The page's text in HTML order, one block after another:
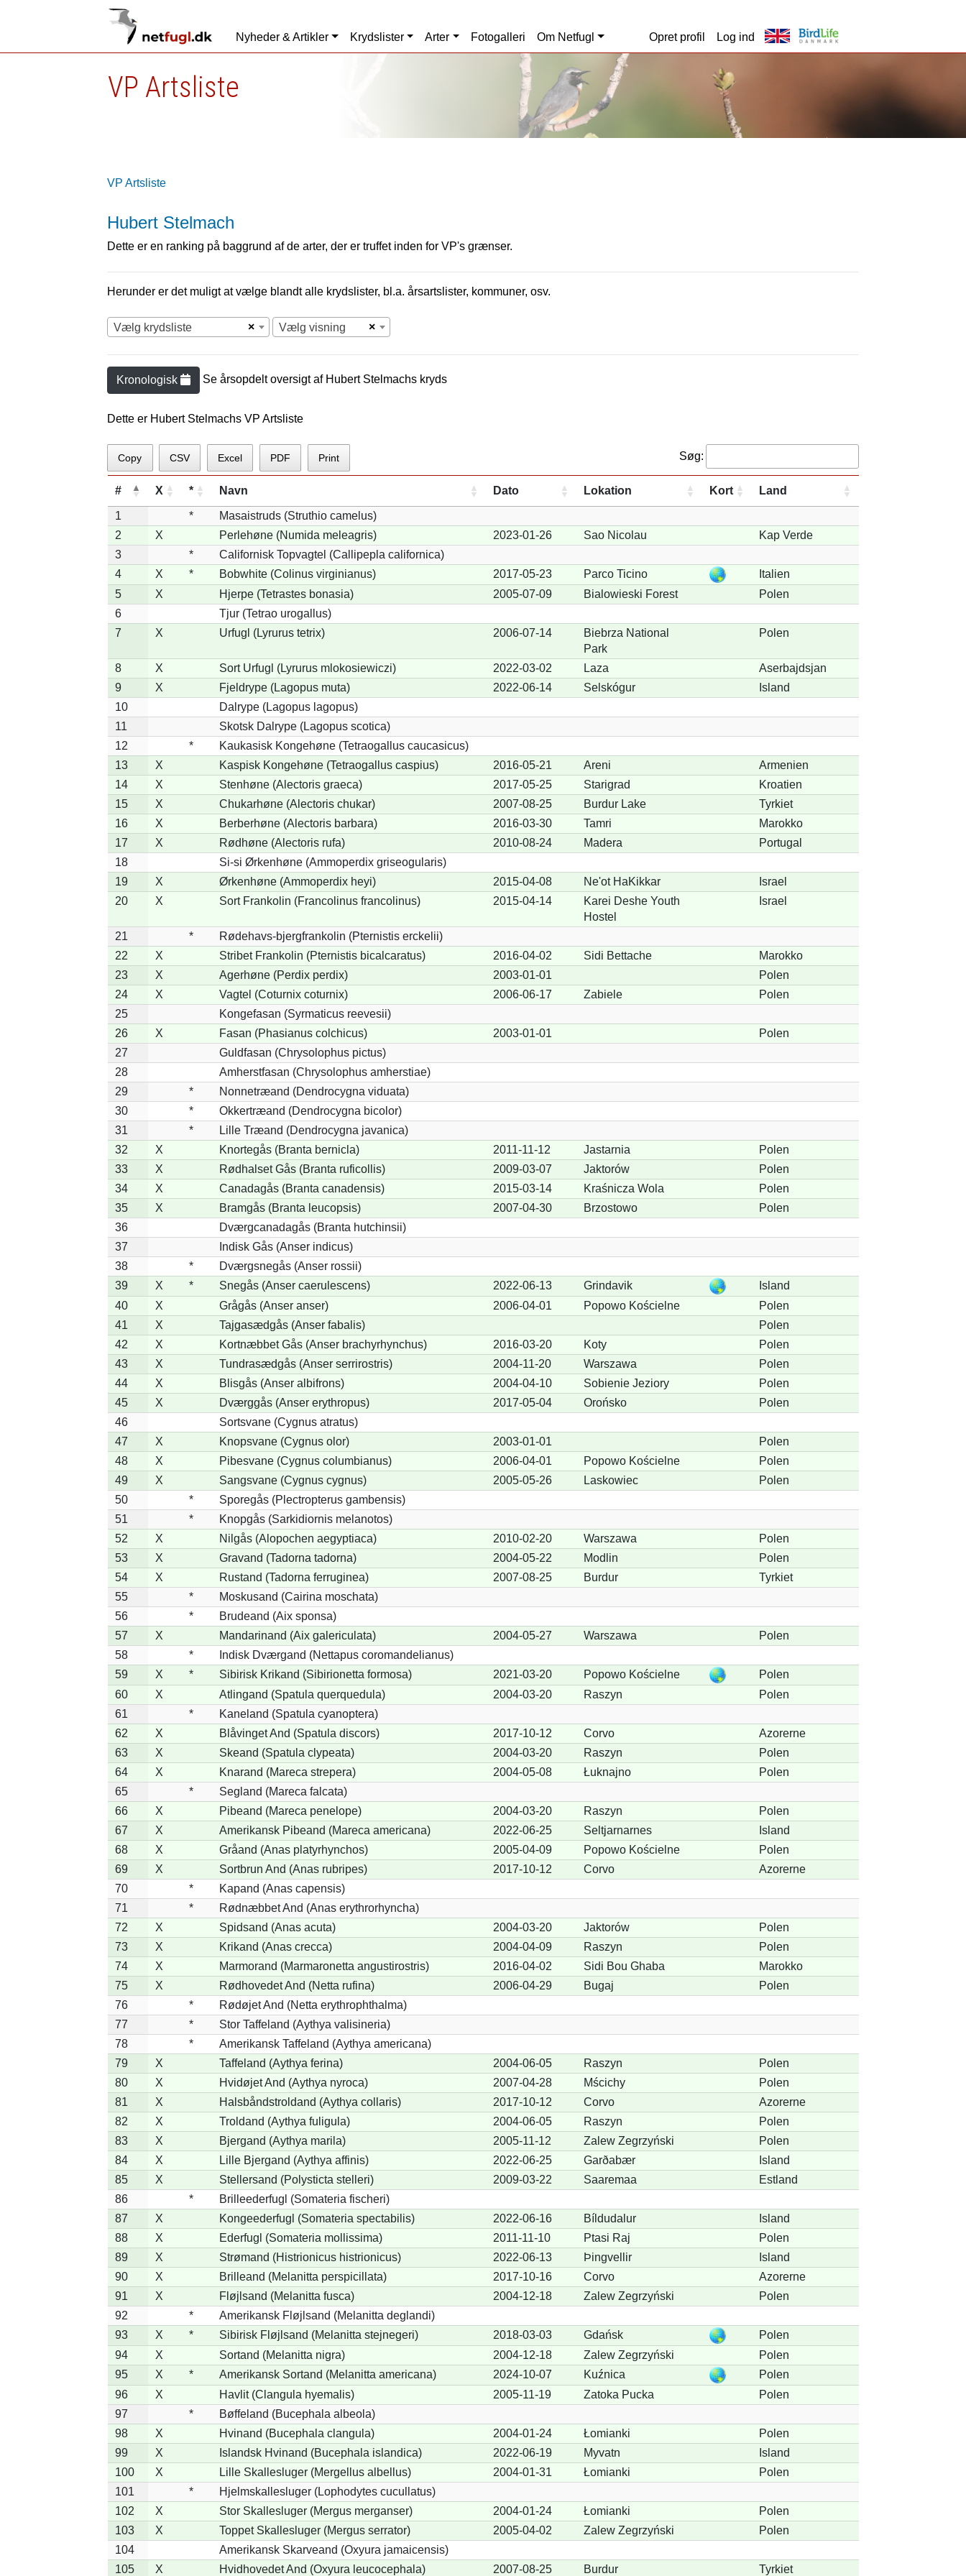
Nyheder & Artikler Krydslister Arter Fotogalleri Om Netfugl Opret profil Log ind
VP Artsliste
VP Artsliste
Hubert Stelmach
Dette er en ranking på baggrund af de arter, der er truffet inden for VP's grænser.
Herunder er det muligt at vælge blandt alle krydslister, bl.a. årsartslister, kommuner, osv.
×
Vælg krydsliste ×
Vælg visning
Kronologisk Se årsopdelt oversigt af Hubert Stelmachs kryds
Dette er Hubert Stelmachs VP Artsliste
Copy CSV Excel PDF Print Søg:
# X * Navn Dato Lokation Kort Land
1 *
Masaistruds (Struthio camelus)
2
X Perlehøne (Numida meleagris) 2023-01-26 Sao Nicolau
Kap Verde
3
*
Californisk Topvagtel (Callipepla californica)
4
X * Bobwhite (Colinus virginianus) 2017-05-23 Parco Ticino
Italien
5
X Hjerpe (Tetrastes bonasia) 2005-07-09 Bialowieski Forest
Polen
6
Tjur (Tetrao urogallus)
7
X Urfugl (Lyrurus tetrix) 2006-07-14
Biebrza National
Park
Polen
8 X Sort Urfugl (Lyrurus mlokosiewiczi) 2022-03-02 Laza
Aserbajdsjan
9
X Fjeldrype (Lagopus muta) 2022-06-14 Selskógur
Island
10
Dalrype (Lagopus lagopus)
11
Skotsk Dalrype (Lagopus scotica)
12
*
Kaukasisk Kongehøne (Tetraogallus caucasicus)
13
X Kaspisk Kongehøne (Tetraogallus caspius) 2016-05-21 Areni
Armenien
14
X Stenhøne (Alectoris graeca) 2017-05-25 Starigrad
Kroatien
15
X Chukarhøne (Alectoris chukar) 2007-08-25 Burdur Lake
Tyrkiet
16
X Berberhøne (Alectoris barbara) 2016-03-30 Tamri
Marokko
17
X Rødhøne (Alectoris rufa) 2010-08-24 Madera
Portugal
18
Si-si Ørkenhøne (Ammoperdix griseogularis)
19
X Ørkenhøne (Ammoperdix heyi) 2015-04-08 Ne'ot HaKikkar
Israel
20
X Sort Frankolin (Francolinus francolinus) 2015-04-14
Karei Deshe Youth
Hostel
Israel
21 *
Rødehavs-bjergfrankolin (Pternistis erckelii)
22
X Stribet Frankolin (Pternistis bicalcaratus) 2016-04-02 Sidi Bettache
Marokko
23
X Agerhøne (Perdix perdix) 2003-01-01
Polen
24
X Vagtel (Coturnix coturnix) 2006-06-17 Zabiele
Polen
25
Kongefasan (Syrmaticus reevesii)
26
X Fasan (Phasianus colchicus) 2003-01-01
Polen
27
Guldfasan (Chrysolophus pictus)
28
Amherstfasan (Chrysolophus amherstiae)
29
*
Nonnetræand (Dendrocygna viduata)
30
*
Okkertræand (Dendrocygna bicolor)
31
*
Lille Træand (Dendrocygna javanica)
32
X Knortegås (Branta bernicla) 2011-11-12 Jastarnia
Polen
33
X Rødhalset Gås (Branta ruficollis) 2009-03-07 Jaktorów
Polen
34
X Canadagås (Branta canadensis) 2015-03-14 Kraśnicza Wola
Polen
35
X Bramgås (Branta leucopsis) 2007-04-30 Brzostowo
Polen
36
Dværgcanadagås (Branta hutchinsii)
37
Indisk Gås (Anser indicus)
38
*
Dværgsnegås (Anser rossii)
39
X * Snegås (Anser caerulescens) 2022-06-13 Grindavik
Island
40
X Grågås (Anser anser) 2006-04-01 Popowo Kościelne
Polen
41
X Tajgasædgås (Anser fabalis)
Polen
42
X Kortnæbbet Gås (Anser brachyrhynchus) 2016-03-20 Koty
Polen
43
X Tundrasædgås (Anser serrirostris) 2004-11-20 Warszawa
Polen
44
X Blisgås (Anser albifrons) 2004-04-10 Sobienie Jeziory
Polen
45
X Dværggås (Anser erythropus) 2017-05-04 Orońsko
Polen
46
Sortsvane (Cygnus atratus)
47
X Knopsvane (Cygnus olor) 2003-01-01
Polen
48
X Pibesvane (Cygnus columbianus) 2006-04-01 Popowo Kościelne
Polen
49
X Sangsvane (Cygnus cygnus) 2005-05-26 Laskowiec
Polen
50
*
Sporegås (Plectropterus gambensis)
51
*
Knopgås (Sarkidiornis melanotos)
52
X Nilgås (Alopochen aegyptiaca) 2010-02-20 Warszawa
Polen
53
X Gravand (Tadorna tadorna) 2004-05-22 Modlin
Polen
54
X Rustand (Tadorna ferruginea) 2007-08-25 Burdur
Tyrkiet
55
*
Moskusand (Cairina moschata)
56
*
Brudeand (Aix sponsa)
57
X Mandarinand (Aix galericulata) 2004-05-27 Warszawa
Polen
58
*
Indisk Dværgand (Nettapus coromandelianus)
59
X * Sibirisk Krikand (Sibirionetta formosa) 2021-03-20 Popowo Kościelne
Polen
60
X Atlingand (Spatula querquedula) 2004-03-20 Raszyn
Polen
61
*
Kaneland (Spatula cyanoptera)
62
X Blåvinget And (Spatula discors) 2017-10-12 Corvo
Azorerne
63
X Skeand (Spatula clypeata) 2004-03-20 Raszyn
Polen
64
X Knarand (Mareca strepera) 2004-05-08 Łuknajno
Polen
65
*
Segland (Mareca falcata)
66
X Pibeand (Mareca penelope) 2004-03-20 Raszyn
Polen
67
X Amerikansk Pibeand (Mareca americana) 2022-06-25 Seltjarnarnes
Island
68
X Gråand (Anas platyrhynchos) 2005-04-09 Popowo Kościelne
Polen
69
X Sortbrun And (Anas rubripes) 2017-10-12 Corvo
Azorerne
70
*
Kapand (Anas capensis)
71
*
Rødnæbbet And (Anas erythrorhyncha)
72
X Spidsand (Anas acuta) 2004-03-20 Jaktorów
Polen
73
X Krikand (Anas crecca) 2004-04-09 Raszyn
Polen
74
X Marmorand (Marmaronetta angustirostris) 2016-04-02 Sidi Bou Ghaba
Marokko
75
X Rødhovedet And (Netta rufina) 2006-04-29 Bugaj
Polen
76
*
Rødøjet And (Netta erythrophthalma)
77
*
Stor Taffeland (Aythya valisineria)
78
*
Amerikansk Taffeland (Aythya americana)
79
X Taffeland (Aythya ferina) 2004-06-05 Raszyn
Polen
80
X Hvidøjet And (Aythya nyroca) 2007-04-28 Mścichy
Polen
81
X Halsbåndstroldand (Aythya collaris) 2017-10-12 Corvo
Azorerne
82
X Troldand (Aythya fuligula) 2004-06-05 Raszyn
Polen
83
X Bjergand (Aythya marila) 2005-11-12 Zalew Zegrzyński
Polen
84
X Lille Bjergand (Aythya affinis) 2022-06-25 Garðabær
Island
85
X Stellersand (Polysticta stelleri) 2009-03-22 Saaremaa
Estland
86
*
Brilleederfugl (Somateria fischeri)
87
X Kongeederfugl (Somateria spectabilis) 2022-06-16 Bíldudalur
Island
88
X Ederfugl (Somateria mollissima) 2011-11-10 Ptasi Raj
Polen
89
X Strømand (Histrionicus histrionicus) 2022-06-13 Þingvellir
Island
90
X Brilleand (Melanitta perspicillata) 2017-10-16 Corvo
Azorerne
91
X Fløjlsand (Melanitta fusca) 2004-12-18 Zalew Zegrzyński
Polen
92
*
Amerikansk Fløjlsand (Melanitta deglandi)
93
X * Sibirisk Fløjlsand (Melanitta stejnegeri) 2018-03-03 Gdańsk
Polen
94
X Sortand (Melanitta nigra) 2004-12-18 Zalew Zegrzyński
Polen
95
X * Amerikansk Sortand (Melanitta americana) 2024-10-07 Kuźnica
Polen
96
X Havlit (Clangula hyemalis) 2005-11-19 Zatoka Pucka
Polen
97
*
Bøffeland (Bucephala albeola)
98
X Hvinand (Bucephala clangula) 2004-01-24 Łomianki
Polen
99
X Islandsk Hvinand (Bucephala islandica) 2022-06-19 Myvatn
Island
100
X Lille Skallesluger (Mergellus albellus) 2004-01-31 Łomianki
Polen
101
*
Hjelmskallesluger (Lophodytes cucullatus)
102
X Stor Skallesluger (Mergus merganser) 2004-01-24 Łomianki
Polen
103
X Toppet Skallesluger (Mergus serrator) 2005-04-02 Zalew Zegrzyński
Polen
104
Amerikansk Skarveand (Oxyura jamaicensis)
105
X Hvidhovedet And (Oxyura leucocephala) 2007-08-25 Burdur Tyrkiet